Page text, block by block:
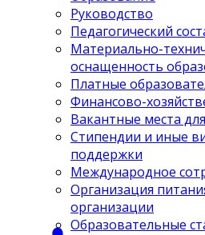
Руководство
Педагогический
Материально-
оснащенность
Платные
Финансово-
Вакантные места
Стипендии и иные
поддержки
Международное
Организация
организации
Образовательные